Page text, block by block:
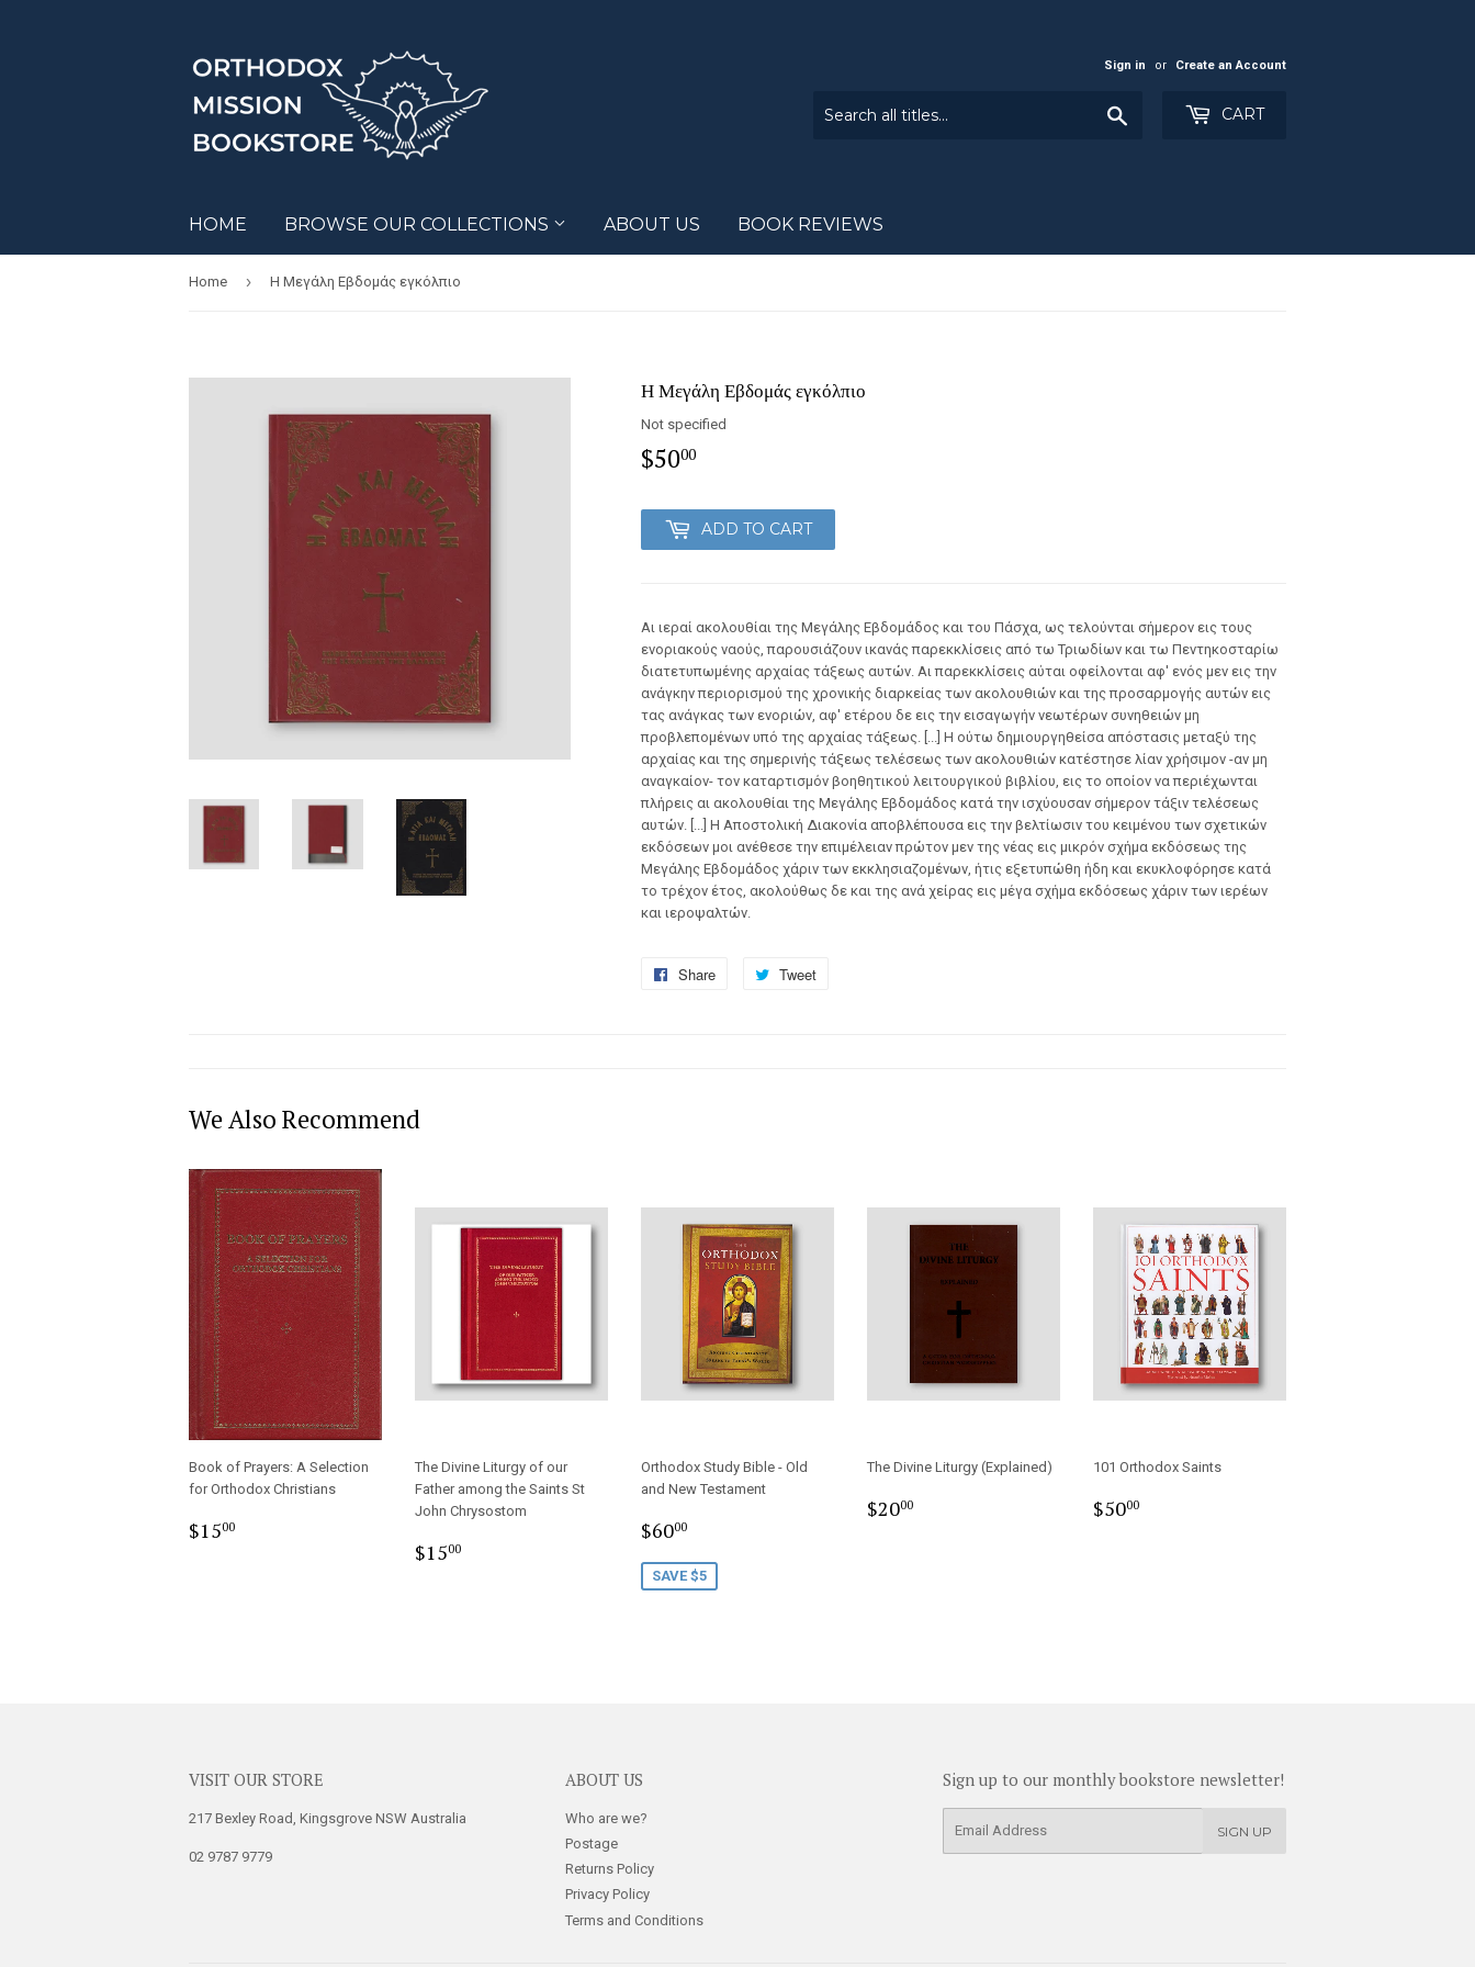
Sign in or Create an Account
CART
HOME BROWSE OUR COLLECTIONS ABOUT US BOOK REVIEWS
Home › Η Μεγάλη Εβδομάς εγκόλπιο
Η Μεγάλη Εβδομάς εγκόλπιο
Not specified
$5000
ADD TO CART
Αι ιεραί ακολουθίαι της Μεγάλης Εβδομάδος και του Πάσχα, ως τελούνται σήμερον εις τους
ενοριακούς ναούς, παρουσιάζουν ικανάς παρεκκλίσεις από τω Τριωδίων και τω Πεντηκοσταρίω
διατετυπωμένης αρχαίας τάξεως αυτών. Αι παρεκκλίσεις αύται οφείλονται αφ' ενός μεν εις την
ανάγκην περιορισμού της χρονικής διαρκείας των ακολουθιών και της προσαρμογής αυτών εις
τας ανάγκας των ενοριών, αφ' ετέρου δε εις την εισαγωγήν νεωτέρων συνηθειών μη
προβλεπομένων υπό της αρχαίας τάξεως. [...] Η ούτω δημιουργηθείσα απόστασις μεταξύ της
αρχαίας και της σημερινής τάξεως τελέσεως των ακολουθιών κατέστησε λίαν χρήσιμον -αν μη
αναγκαίον- τον καταρτισμόν βοηθητικού λειτουργικού βιβλίου, εις το οποίον να περιέχωνται
πλήρεις αι ακολουθίαι της Μεγάλης Εβδομάδος κατά την ισχύουσαν σήμερον τάξιν τελέσεως
αυτών. [...] Η Αποστολική Διακονία αποβλέπουσα εις την βελτίωσιν του κειμένου των σχετικών
εκδόσεων μοι ανέθεσε την επιμέλειαν πρώτον μεν της νέας εις μικρόν σχήμα εκδόσεως της
Μεγάλης Εβδομάδος χάριν των εκκλησιαζομένων, ήτις εξετυπώθη ήδη και εκυκλοφόρησε κατά
το τρέχον έτος, ακολούθως δε και της ανά χείρας εις μέγα σχήμα εκδόσεως χάριν των ιερέων
και ιεροψαλτών.
Share
Share
Tweet
We Also Recommend
Book of Prayers: A Selection
for Orthodox Christians
Regular
$1500
The Divine Liturgy of our
Father among the Saints St
John Chrysostom
Regular
$1500
Orthodox Study Bible - Old
and New Testament
Sale
$6000
SAVE $5
The Divine Liturgy (Explained)
Regular
$2000
101 Orthodox Saints
Regular
$5000
VISIT OUR STORE
217 Bexley Road, Kingsgrove NSW Australia
02 9787 9779
ABOUT US
Who are we?
Postage
Returns Policy
Privacy Policy
Terms and Conditions
Sign up to our monthly bookstore newsletter!
SIGN UP